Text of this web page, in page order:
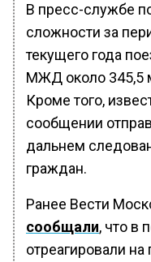
В пресс-службе
сложности за
текущего года
МЖД около 345,5
Кроме того,
сообщении
дальнем
граждан.
Ранее Вести
сообщали, что в
отреагировали